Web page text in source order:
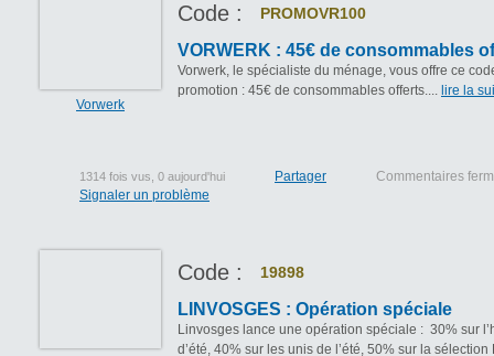
Vorwerk
Code : PROMOVR100
VORWERK : 45€ de consommables
Vorwerk, le spécialiste du ménage, vous offre ce
promotion : 45€ de consommables offerts.... lire la
1314 fois vus, 0 aujourd'hui Partager
Commentaires
Signaler un problème
Code : 19898
LINVOSGES : Opération spéciale
Linvosges lance une opération spéciale : 30% sur
d’été, 40% sur les unis de l’été, 50% sur la sélection